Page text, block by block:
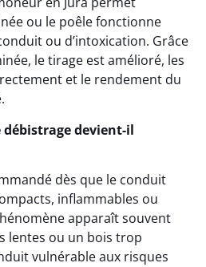
ou le poêle fonctionne
ou d’intoxication. Grâce
le tirage est amélioré, les
et le rendement du
devient-il
dès que le conduit
inflammables ou
apparaît souvent
lentes ou un bois trop
vulnérable aux risques